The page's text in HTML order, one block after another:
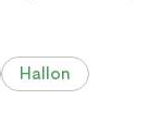
Hallon